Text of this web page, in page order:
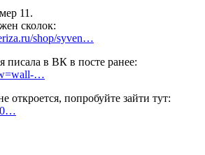
11.
сколок:
shop/syven…
писала в ВК в посте ранее:
…
откроется, попробуйте зайти тут: